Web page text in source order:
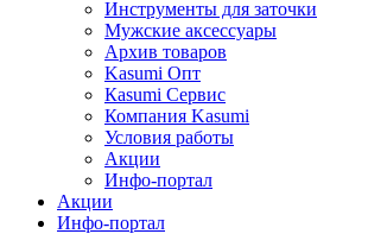
Инструменты для заточки
Мужские аксессуары
Архив товаров
Kasumi Опт
Кasumi Сервис
Компания Kasumi
Условия работы
Акции
Инфо-портал
Акции
Инфо-портал